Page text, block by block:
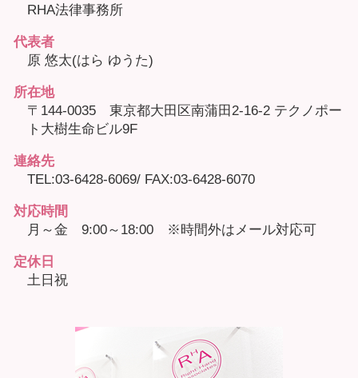
RHA法律事務所
代表者
原 悠太(はら ゆうた)
所在地
〒144-0035 東京都大田区南蒲田2-16-2 テクノポー
ト大樹生命ビル9F
連絡先
TEL:03-6428-6069/ FAX:03-6428-6070
対応時間
月～金 9:00～18:00 ※時間外はメール対応可
定休日
土日祝